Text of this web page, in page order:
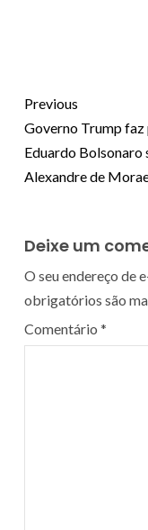
Previous
Governo Trump faz
Eduardo Bolsonaro
Alexandre de
Deixe um
O seu endereço de
obrigatórios são
Comentário *